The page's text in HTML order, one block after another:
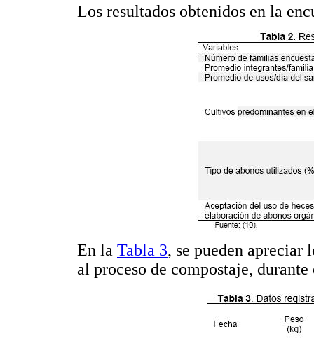
Los resultados obtenidos en la
En la Tabla 3, se pueden apreciar
al proceso de compostaje, durante